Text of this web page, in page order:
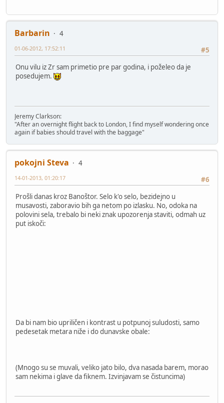
Barbarin
4
#5
01-06-2012, 17:52:11
Onu vilu iz Zr sam primetio pre par godina, i poželeo da je
posedujem.
Jeremy Clarkson:
"After an overnight flight back to London, I find myself wondering once
again if babies should travel with the baggage"
pokojni Steva
4
#6
14-01-2013, 01:20:17
Prošli danas kroz Banoštor. Selo k'o selo, bezidejno u
musavosti, zaboravio bih ga netom po izlasku. No, odoka na
polovini sela, trebalo bi neki znak upozorenja staviti, odmah uz
put iskoči:
Da bi nam bio upriličen i kontrast u potpunoj suludosti, samo
pedesetak metara niže i do dunavske obale:
(Mnogo su se muvali, veliko jato bilo, dva nasada barem, morao
sam nekima i glave da fiknem. Izvinjavam se čistuncima)